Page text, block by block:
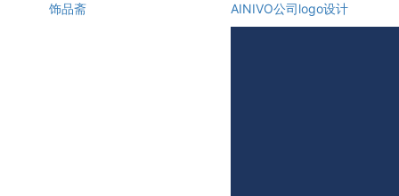
饰品斋
AINIVO公司logo设计